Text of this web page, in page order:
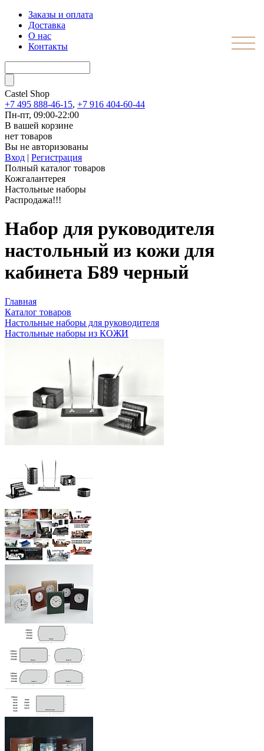
Заказы и оплата
Доставка
О нас
Контакты
Castel Shop
+7 495 888-46-15, +7 916 404-60-44
Пн-пт, 09:00-22:00
В вашей корзине
нет товаров
Вы не авторизованы
Вход | Регистрация
Полный каталог товаров
Кожгалантерея
Настольные наборы
Распродажа!!!
Набор для руководителя
настольный из кожи для
кабинета Б89 черный
Главная
Каталог товаров
Настольные наборы для руководителя
Настольные наборы из КОЖИ